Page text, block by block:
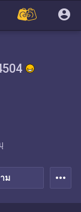
account_circle
ม more_horiz